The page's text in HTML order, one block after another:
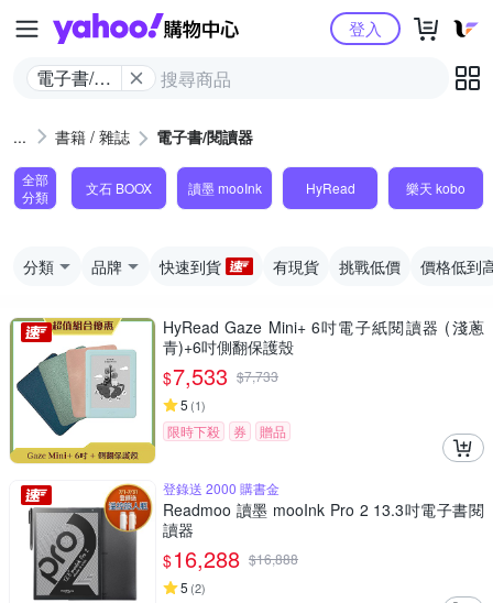
Yahoo購物中心
電子書/閱
登入
書籍 / 雜誌 電子書/閱讀器
全部
分類
文石 BOOX 讀墨 mooInk HyRead 樂天 kobo
分類 品牌 快速到貨 有現貨 挑戰低價 價格低到
HyRead Gaze Mini+ 6吋電子紙閱讀器 (淺蔥
青)+6吋側翻保護殼
$7,533 $7,733
5 (1)
限時下殺 券 贈品
登錄送 2000 購書金
Readmoo 讀墨 mooInk Pro 2 13.3吋電子書閱
讀器
$16,288 $16,888
5 (2)